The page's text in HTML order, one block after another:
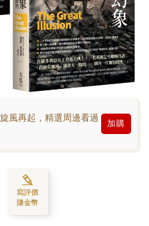
風再起，精選周邊看過
加購
寫評價
賺金幣